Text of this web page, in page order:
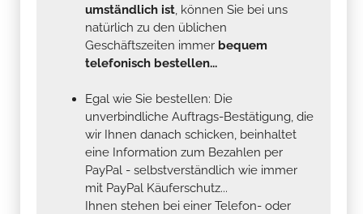
umständlich ist, können Sie bei uns
natürlich zu den üblichen
Geschäftszeiten immer bequem
telefonisch bestellen...
Egal wie Sie bestellen: Die
unverbindliche Auftrags-Bestätigung, die
wir Ihnen danach schicken, beinhaltet
eine Information zum Bezahlen per
PayPal - selbstverständlich wie immer
mit PayPal Käuferschutz...
Ihnen stehen bei einer Telefon- oder